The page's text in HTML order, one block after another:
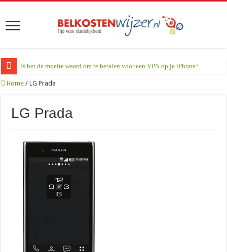
Is het de moeite waard om te betalen voor een VPN op je iPhone?
Home / LG Prada
LG Prada